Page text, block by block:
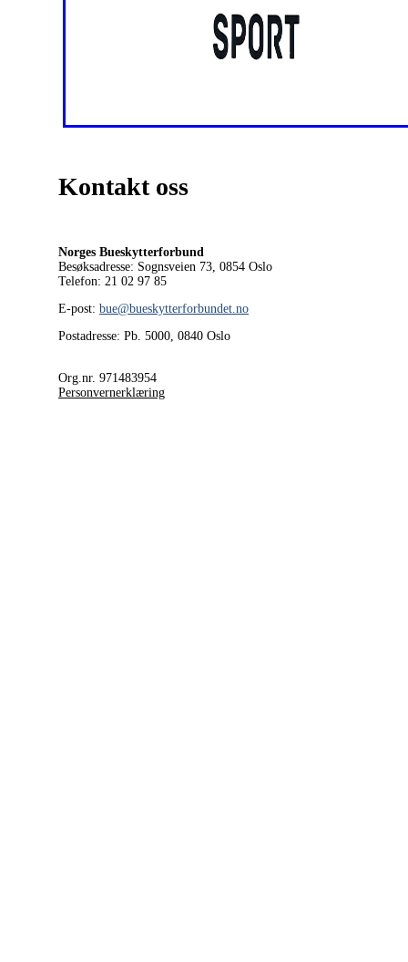
Kontakt oss
Norges Bueskytterforbund
Besøksadresse: Sognsveien 73, 0854 Oslo
Telefon: 21 02 97 85
E-post: bue@bueskytterforbundet.no
Postadresse: Pb. 5000, 0840 Oslo
Org.nr. 971483954
Personvernerklæring